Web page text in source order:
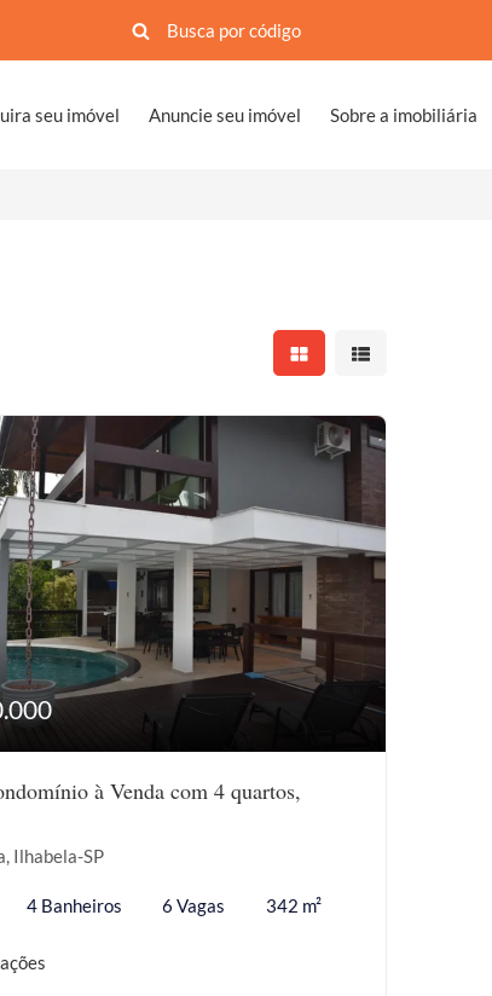
seu imóvel Anuncie seu imóvel Sobre a imobiliária
Mostrar resultados em
Mostrar
à Venda com 4 quartos,
Ilhabela-SP
4 Banheiros 6 Vagas 342 m²